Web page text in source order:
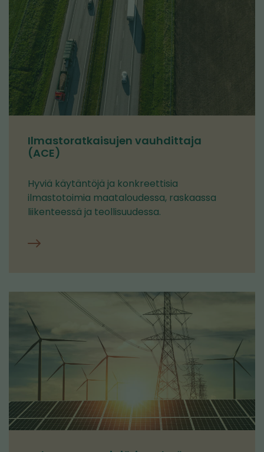
Ilmastoratkaisujen vauhdittaja
(ACE)
Hyviä käytäntöjä ja konkreettisia
ilmastotoimia maataloudessa, raskaassa
liikenteessä ja teollisuudessa.
Ilmastoratkaisujen